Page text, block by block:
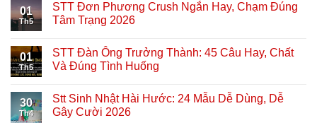
01
Th5
STT Đơn Phương Crush Ngắn Hay, Chạm Đúng
Tâm Trạng 2026
01
Th5
STT Đàn Ông Trưởng Thành: 45 Câu Hay, Chất
Và Đúng Tình Huống
30
Th4
Stt Sinh Nhật Hài Hước: 24 Mẫu Dễ Dùng, Dễ
Gây Cười 2026